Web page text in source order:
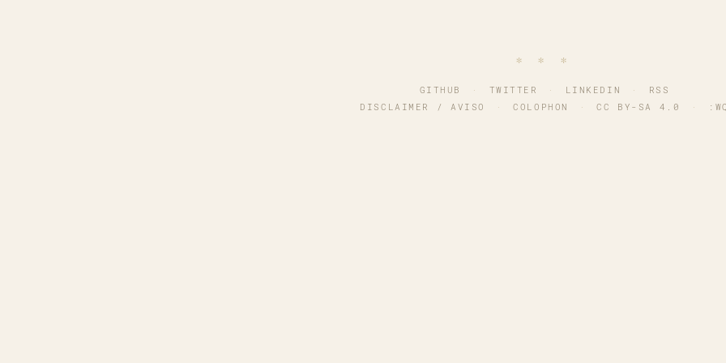
∗ ∗ ∗
GITHUB · TWITTER · LINKEDIN ·
RSS
DISCLAIMER / AVISO
· COLOPHON · CC BY-SA 4.0 ·